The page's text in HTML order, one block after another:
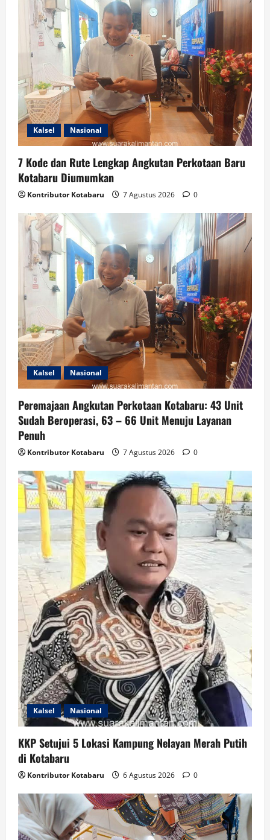
Kalsel Nasional
7 Kode dan Rute Lengkap Angkutan Perkotaan Baru
Kotabaru Diumumkan
Kontributor Kotabaru 7 Agustus 2026 0
Kalsel Nasional
Peremajaan Angkutan Perkotaan Kotabaru: 43 Unit
Sudah Beroperasi, 63 – 66 Unit Menuju Layanan
Penuh
Kontributor Kotabaru 7 Agustus 2026 0
Kalsel Nasional
KKP Setujui 5 Lokasi Kampung Nelayan Merah Putih
di Kotabaru
Kontributor Kotabaru 6 Agustus 2026 0